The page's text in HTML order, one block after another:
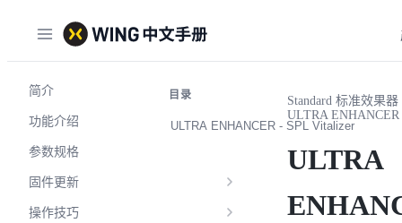
简介
功能介绍
参数规格
固件更新
操作技巧
Standard 标准效果器
ULTRA ENHANCER
ULTRA
目录
ULTRA ENHANCER - SPL Vitalizer